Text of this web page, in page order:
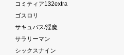
コミティア132extra
ゴスロリ
サキュバス/淫魔
サラリーマン
シックスナイン